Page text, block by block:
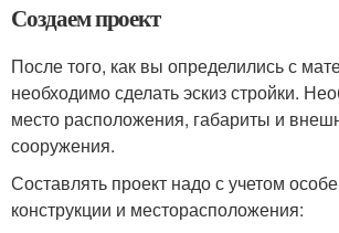
Создаем проект
После того, как вы определились с
необходимо сделать эскиз стройки.
место расположения, габариты и
сооружения.
Составлять проект надо с учетом
конструкции и месторасположения: